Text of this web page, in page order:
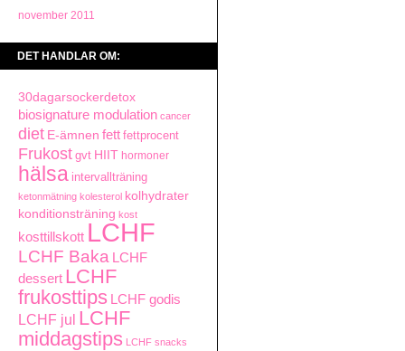
november 2011
DET HANDLAR OM:
30dagarsockerdetox
biosignature modulation cancer
diet E-ämnen fett fettprocent
Frukost gvt HIIT hormoner
hälsa intervallträning
ketonmätning kolesterol kolhydrater
konditionsträning kost
kosttillskott LCHF
LCHF Baka LCHF
dessert LCHF
frukosttips
LCHF godis
LCHF jul LCHF
middagstips LCHF snacks